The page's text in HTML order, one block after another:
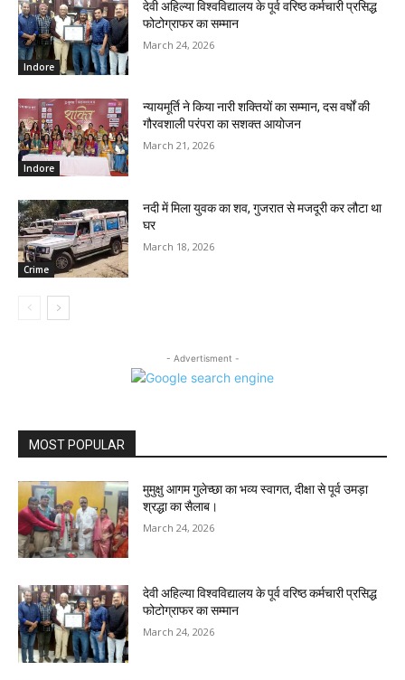
Indore
देवी अहिल्या विश्वविद्यालय के पूर्व वरिष्ठ कर्मचारी प्रसिद्ध
फोटोग्राफर का सम्मान
March 24, 2026
Indore
न्यायमूर्ति ने किया नारी शक्तियों का सम्मान, दस वर्षों की
गौरवशाली परंपरा का सशक्त आयोजन
March 21, 2026
Crime
नदी में मिला युवक का शव, गुजरात से मजदूरी कर लौटा था
घर
March 18, 2026
- Advertisment -
MOST POPULAR
मुमुक्षु आगम गुलेच्छा का भव्य स्वागत, दीक्षा से पूर्व उमड़ा
श्रद्धा का सैलाब।
March 24, 2026
देवी अहिल्या विश्वविद्यालय के पूर्व वरिष्ठ कर्मचारी प्रसिद्ध
फोटोग्राफर का सम्मान
March 24, 2026